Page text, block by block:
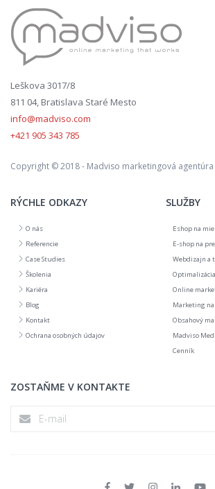
Leškova 3017/8
811 04, Bratislava Staré Mesto
info@madviso.com
+421 905 343 785
Copyright © 2018 - Madviso marketingová agentúra
RÝCHLE ODKAZY
O nás
Referencie
Case Studies
Školenia
Kariéra
Blog
Kontakt
Ochrana osobných údajov
SLUŽBY
Eshop na
E-shop na
Webdizajn a
Online
Marketing na
Obsahový
Madviso
Cenník
ZOSTAŇME V KONTAKTE